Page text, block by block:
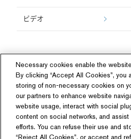
ビデオ
ソーシャルメデ
Necessary cookies enable the
By clicking “Accept All Cookies”, you
storing of non-necessary cookies on
our partners to enhance website
website usage, interact with social
content on social networks, and assist
efforts. You can refuse their use and
“Reject All Cookies”, or accept and